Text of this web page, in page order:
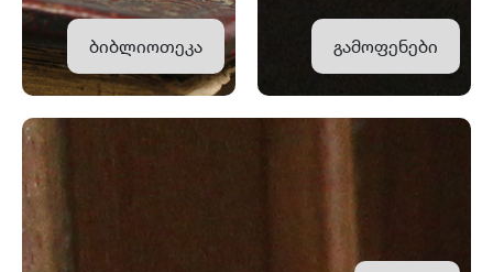
ბიბლიოთეკა გამოფენები